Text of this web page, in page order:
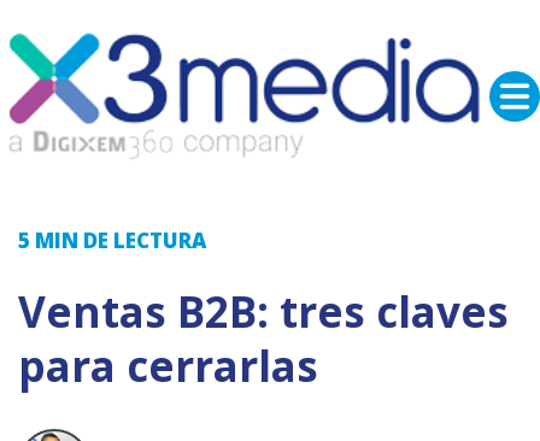
5 MIN DE LECTURA
Ventas B2B: tres claves
para cerrarlas